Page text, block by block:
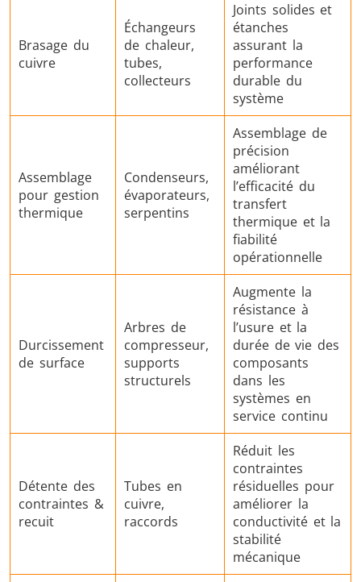
Brasage du
cuivre
Échangeurs
de chaleur,
tubes,
collecteurs
Joints solides et
étanches
assurant la
performance
durable du
système
Assemblage
pour gestion
thermique
Condenseurs,
évaporateurs,
serpentins
Assemblage de
précision
améliorant
l’efficacité du
transfert
thermique et la
fiabilité
opérationnelle
Durcissement
de surface
Arbres de
compresseur,
supports
structurels
Augmente la
résistance à
l’usure et la
durée de vie des
composants
dans les
systèmes en
service continu
Détente des
contraintes &
recuit
Tubes en
cuivre,
raccords
Réduit les
contraintes
résiduelles pour
améliorer la
conductivité et la
stabilité
mécanique